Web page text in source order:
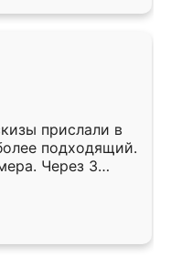
прислали в
подходящий.
Через 3
Остались
Ренессанс